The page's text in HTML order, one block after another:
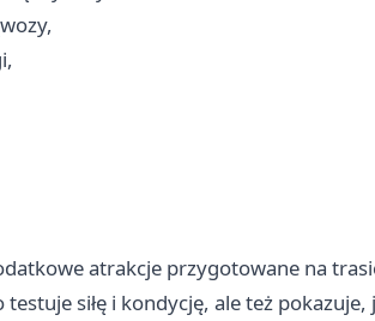
atrakcje przygotowane na
siłę i kondycję, ale też